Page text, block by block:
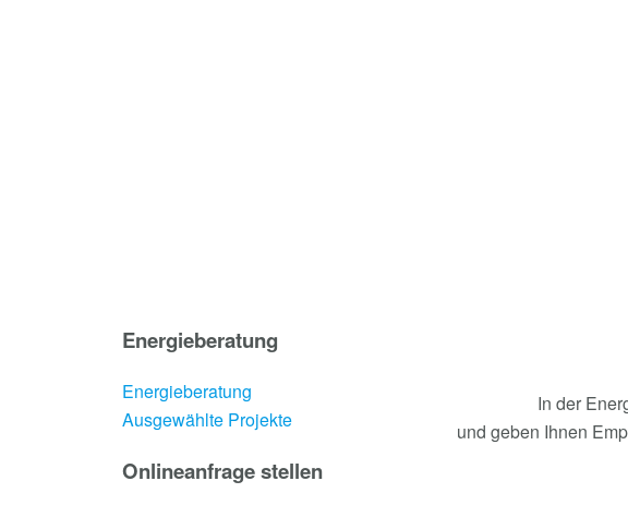
In der
und geben Ihnen
Energieberatung
Energieberatung
Ausgewählte Projekte
Onlineanfrage stellen